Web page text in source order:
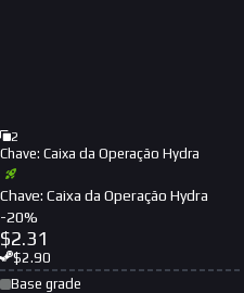
2
Chave: Caixa da Operação Hydra
Chave: Caixa da Operação Hydra
-20%
$2.31
$2.90
Base grade